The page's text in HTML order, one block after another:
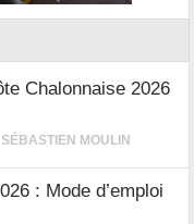
Chalonnaise 2026
SÉBASTIEN MOULIN
: Mode d’emploi